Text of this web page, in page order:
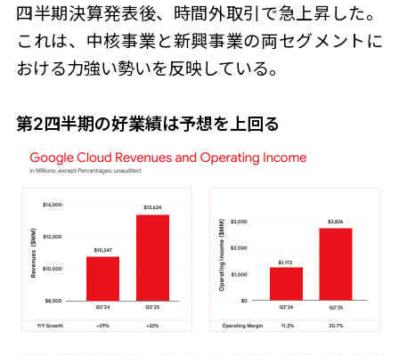
四半期決算発表後、時間外取引で急上昇した。
これは、中核事業と新興事業の両セグメントに
おける力強い勢いを反映している。
第2四半期の好業績は予想を上回る